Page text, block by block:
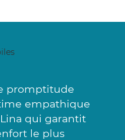
promptitude
empathique
qui garantit
le plus